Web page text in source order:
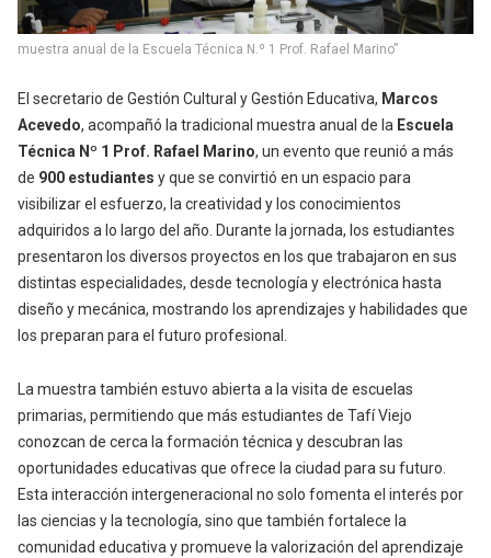
muestra anual de la Escuela Técnica N.º 1 Prof. Rafael Marino”
El secretario de Gestión Cultural y Gestión Educativa, Marcos
Acevedo, acompañó la tradicional muestra anual de la Escuela
Técnica Nº 1 Prof. Rafael Marino, un evento que reunió a más
de 900 estudiantes y que se convirtió en un espacio para
visibilizar el esfuerzo, la creatividad y los conocimientos
adquiridos a lo largo del año. Durante la jornada, los estudiantes
presentaron los diversos proyectos en los que trabajaron en sus
distintas especialidades, desde tecnología y electrónica hasta
diseño y mecánica, mostrando los aprendizajes y habilidades que
los preparan para el futuro profesional.
La muestra también estuvo abierta a la visita de escuelas
primarias, permitiendo que más estudiantes de Tafí Viejo
conozcan de cerca la formación técnica y descubran las
oportunidades educativas que ofrece la ciudad para su futuro.
Esta interacción intergeneracional no solo fomenta el interés por
las ciencias y la tecnología, sino que también fortalece la
comunidad educativa y promueve la valorización del aprendizaje